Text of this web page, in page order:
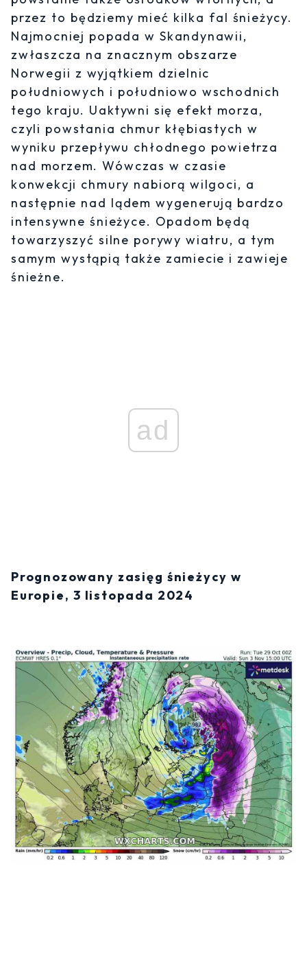
przez to będziemy mieć kilka fal śnieżycy.
Najmocniej popada w Skandynawii,
zwłaszcza na znacznym obszarze
Norwegii z wyjątkiem dzielnic
południowych i południowo wschodnich
tego kraju. Uaktywni się efekt morza,
czyli powstania chmur kłębiastych w
wyniku przepływu chłodnego powietrza
nad morzem. Wówczas w czasie
konwekcji chmury nabiorą wilgoci, a
następnie nad lądem wygenerują bardzo
intensywne śnieżyce. Opadom będą
towarzyszyć silne porywy wiatru, a tym
samym wystąpią także zamiecie i zawieje
śnieżne.
ad
Prognozowany zasięg śnieżycy w
Europie, 3 listopada 2024